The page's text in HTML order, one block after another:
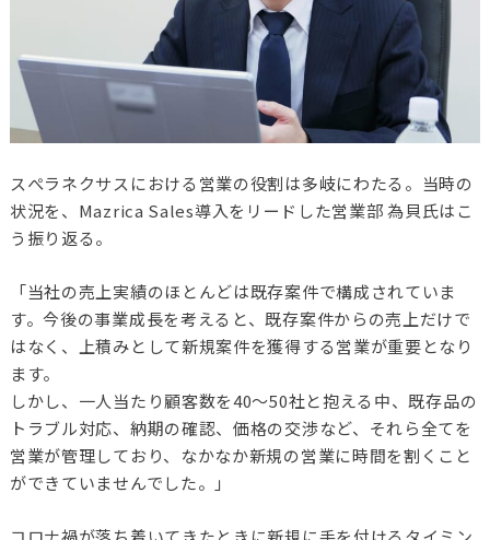
スぺラネクサスにおける営業の役割は多岐にわたる。当時の
状況を、Mazrica Sales導入をリードした営業部 為貝氏はこ
う振り返る。
「当社の売上実績のほとんどは既存案件で構成されていま
す。今後の事業成長を考えると、既存案件からの売上だけで
はなく、上積みとして新規案件を獲得する営業が重要となり
ます。
しかし、一人当たり顧客数を40～50社と抱える中、既存品の
トラブル対応、納期の確認、価格の交渉など、それら全てを
営業が管理しており、なかなか新規の営業に時間を割くこと
ができていませんでした。」